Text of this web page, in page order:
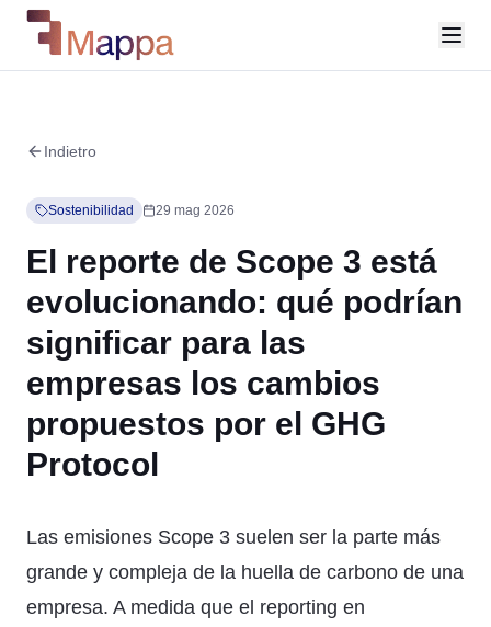
Indietro
Sostenibilidad 29 mag 2026
El reporte de Scope 3 está
evolucionando: qué podrían
significar para las
empresas los cambios
propuestos por el GHG
Protocol
Las emisiones Scope 3 suelen ser la parte más
grande y compleja de la huella de carbono de una
empresa. A medida que el reporting en